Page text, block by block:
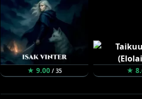
★ 9.00 / 35 ★